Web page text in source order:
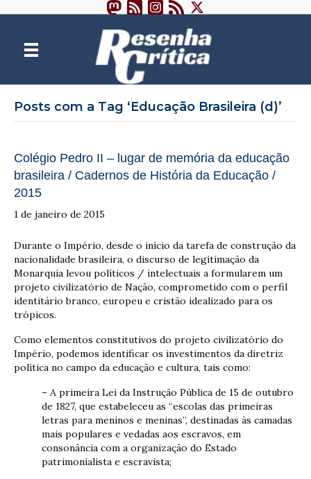
Posts com a Tag ‘Educação Brasileira (d)’
Colégio Pedro II – lugar de memória da educação
brasileira / Cadernos de História da Educação /
2015
1 de janeiro de 2015
Durante o Império, desde o início da tarefa de construção da
nacionalidade brasileira, o discurso de legitimação da
Monarquia levou políticos / intelectuais a formularem um
projeto civilizatório de Nação, comprometido com o perfil
identitário branco, europeu e cristão idealizado para os
trópicos.
Como elementos constitutivos do projeto civilizatório do
Império, podemos identificar os investimentos da diretriz
política no campo da educação e cultura, tais como:
– A primeira Lei da Instrução Pública de 15 de outubro
de 1827, que estabeleceu as “escolas das primeiras
letras para meninos e meninas”, destinadas às camadas
mais populares e vedadas aos escravos, em
consonância com a organização do Estado
patrimonialista e escravista;